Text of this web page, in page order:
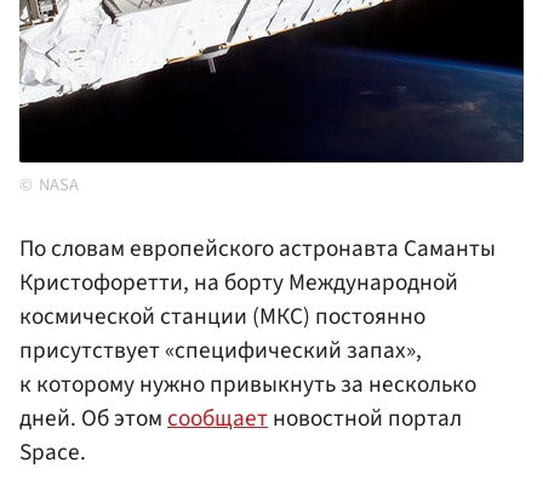
NASA
По словам европейского астронавта Саманты
Кристофоретти, на борту Международной
космической станции (МКС) постоянно
присутствует «специфический запах»,
к которому нужно привыкнуть за несколько
дней. Об этомсообщаетновостной портал
Space.